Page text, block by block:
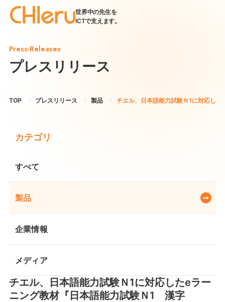
世界中の先生を
ICTで支えます。
Press-Releases
プレスリリース
TOP プレスリリース 製品 チエル、日本語能力試験Ｎ1に対応し
カテゴリ
すべて
製品
企業情報
メディア
チエル、日本語能力試験Ｎ1に対応したeラー
ニング教材『日本語能力試験Ｎ1 漢字